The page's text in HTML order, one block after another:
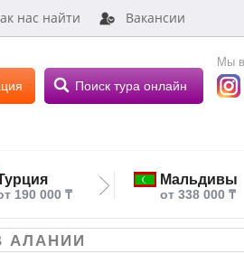
нас найти Вакансии
Поиск тура онлайн
Мы
190 000 ₸
Мальдивы
от 338 000 ₸
АЛАНИИ